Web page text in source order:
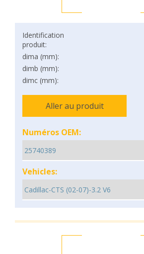
Identification
produit:
dima (mm):
dimb (mm):
dimc (mm):
Aller au produit
Numéros OEM:
Vehicles: